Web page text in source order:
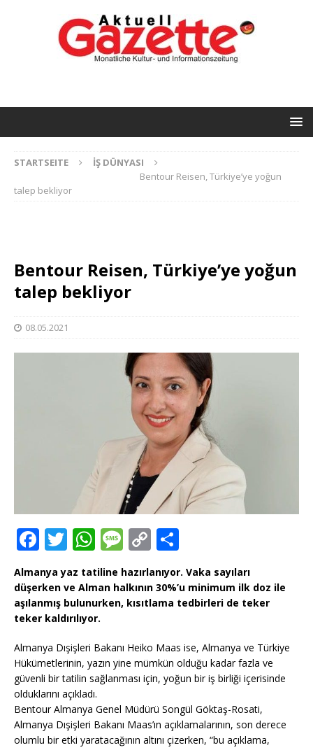
STARTSEITE
İŞ DÜNYASI
Bentour Reisen, Türkiye’ye yoğun
talep bekliyor
Bentour Reisen, Türkiye’ye yoğun
talep bekliyor
08.05.2021
F
c
e
b
o
o
k
T
w
it
te
r
W
h
at
s
A
p
p
M
e
ss
a
e
C
p
y
n
k
ei
le
n
Almanya yaz tatiline hazırlanıyor. Vaka sayıları
düşerken ve Alman halkının 30%’u minimum ilk doz ile
aşılanmış bulunurken, kısıtlama tedbirleri de teker
teker kaldırılıyor.
Almanya Dışişleri Bakanı Heiko Maas ise, Almanya ve Türkiye
Hükümetlerinin, yazın yine mümkün olduğu kadar fazla ve
güvenli bir tatilin sağlanması için, yoğun bir iş birliği içerisinde
olduklarını açıkladı.
Bentour Almanya Genel Müdürü Songül Göktaş-Rosati,
Almanya Dışişleri Bakanı Maas’ın açıklamalarının, son derece
olumlu bir etki yaratacağının altını çizerken, “bu açıklama,